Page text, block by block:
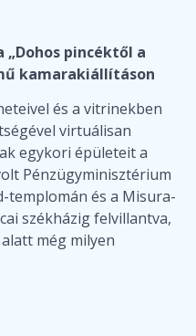
„Dohos pincéktől a
kamarakiállításon
és a vitrinekben
virtuálisan
egykori épületeit a
Pénzügyminisztérium
templomán és a Misura-
székházig felvillantva,
még milyen